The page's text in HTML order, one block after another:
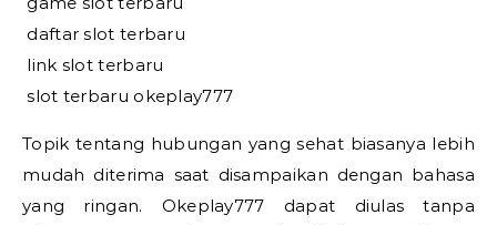
daftar slot terbaru
link slot terbaru
slot terbaru okeplay777
Topik tentang hubungan yang sehat biasanya lebih
mudah diterima saat disampaikan dengan bahasa
yang ringan. Okeplay777 dapat diulas tanpa